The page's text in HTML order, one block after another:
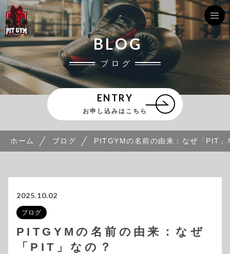
BLOG
ブログ
ENTRY
お申し込みはこちら
ホーム ブログ PITGYMの名前の由来：なぜ「PIT」
2025.10.02
ブログ
PITGYMの名前の由来：なぜ
「PIT」なの？